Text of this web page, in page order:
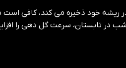
خود ذخیره می کند، کافی
در تابستان، سرعت گل دهی را